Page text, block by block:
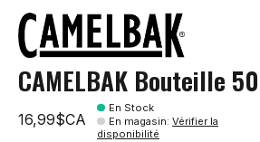
CAMELBAK Bouteille
16,99$CA
En Stock
En magasin:Vérifier la
disponibilité